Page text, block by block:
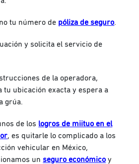
tu número de póliza de seguro.
y solicita el servicio de
de la operadora,
tu ubicación exacta y espera a
grúa.
de los logros de miituo en el
, es quitarle lo complicado a los
vehicular en México,
un seguro económico y